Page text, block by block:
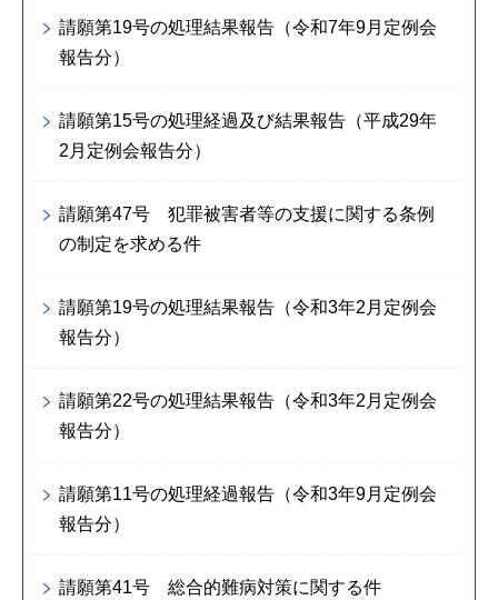
請願第19号の処理結果報告（令和7年9月定例会
報告分）
請願第15号の処理経過及び結果報告（平成29年
2月定例会報告分）
請願第47号 犯罪被害者等の支援に関する条例
の制定を求める件
請願第19号の処理結果報告（令和3年2月定例会
報告分）
請願第22号の処理結果報告（令和3年2月定例会
報告分）
請願第11号の処理経過報告（令和3年9月定例会
報告分）
請願第41号 総合的難病対策に関する件